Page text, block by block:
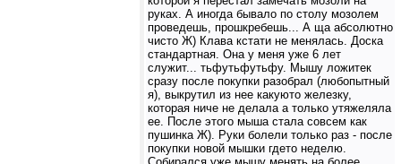
руках. А иногда бывало по столу мозолем
проведешь, прошкребешь... А ща абсолютно
чисто Ж) Клава кстати не менялась. Доска
стандартная. Она у меня уже 6 лет
служит... тьфутьфутьфу. Мышу ложитек
сразу после покупки разобрал (любопытный
я), выкрутил из нее какуюто железку,
которая ниче не делала а только утяжеляла
ее. После этого мыша стала совсем как
пушинка Ж). Руки болели только раз - после
покупки новой мышки гдето неделю.